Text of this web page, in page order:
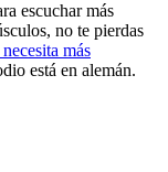
escuchar más
no te pierdas
más
está en alemán.